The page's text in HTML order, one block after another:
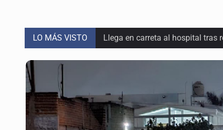
LO MÁS VISTO Llega en carreta al hospital tras
Motociclista fue perseguido y
Descartan riesgo tras reportes
Cae en Zapopan prófugo
UdeG convierte residuos de